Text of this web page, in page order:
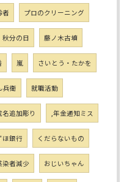
者 プロのクリーニング
秋分の日 藤ノ木古墳
嵐 さいとう・たかを
兵衛 就職活動
名追加彫り ,年金通知ミス
ほ銀行 くだらないもの
染者減少 おじいちゃん